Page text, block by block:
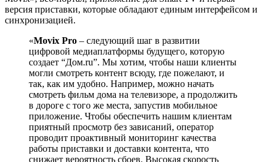
версия приставки, которые обладают единым интерфейсом и
синхронизацией.
«Movix Pro – следующий шаг в развитии
цифровой медиаплатформы будущего, которую
создает “Дом.ru”. Мы хотим, чтобы наши клиенты
могли смотреть контент всюду, где пожелают, и
так, как им удобно. Например, можно начать
смотреть фильм дома на телевизоре, а продолжить
в дороге с того же места, запустив мобильное
приложение. Чтобы обеспечить нашим клиентам
приятный просмотр без зависаний, оператор
проводит проактивный мониторинг качества
работы приставки и доставки контента, что
снижает вероятность сбоев. Высокая скорость